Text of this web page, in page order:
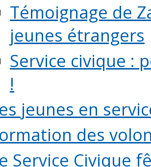
Témoignage de
jeunes étrangers
Service civique :
!
jeunes en
des
Service Civique